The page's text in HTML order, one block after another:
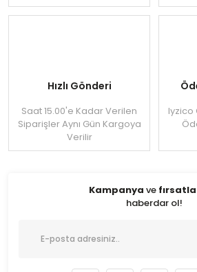
Hızlı Gönderi
Saat 15.00'e Kadar Verilen
Siparişler Aynı Gün Kargoya
Verilir
Iyzico
Kampanya ve
haberdar ol!